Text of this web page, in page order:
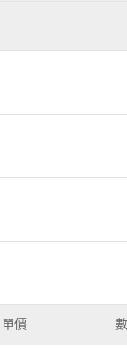
單價